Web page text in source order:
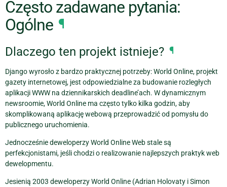
Często zadawane pytania:
Ogólne ¶
Dlaczego ten projekt istnieje? ¶
Django wyrosło z bardzo praktycznej potrzeby: World Online, projekt
gazety internetowej, jest odpowiedzialne za budowanie rozległych
aplikacji WWW na dziennikarskich deadline’ach. W dynamicznym
newsroomie, World Online ma często tylko kilka godzin, aby
skomplikowaną aplikację webową przeprowadzić od pomysłu do
publicznego uruchomienia.
Jednocześnie deweloperzy World Online Web stale są
perfekcjonistami, jeśli chodzi o realizowanie najlepszych praktyk web
dewelopmentu.
Jesienią 2003 deweloperzy World Online (Adrian Holovaty i Simon